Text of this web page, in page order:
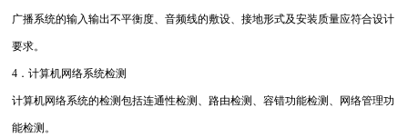
广播系统的输入输出不平衡度、音频线的敷设、接地形式及安装质量应符合设计
要求。
4．计算机网络系统检测
计算机网络系统的检测包括连通性检测、路由检测、容错功能检测、网络管理功
能检测。